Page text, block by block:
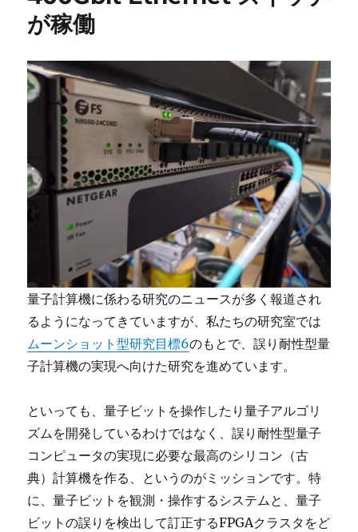
が稼働
量子計算機に係わる研究のニュースが多く報道され
るようになってきていますが、私たちの研究室では
ムーンショット型研究目標6のもとで、誤り耐性型量
子計算機の実現へ向けた研究を進めています。
といっても、量子ビットを操作したり量子アルゴリ
ズムを開発しているわけではなく、誤り耐性型量子
コンピュータの実現に必要な最高のシリコン（古
典）計算機を作る、というのがミッションです。特
に、量子ビットを観測・操作するシステムと、量子
ビットの誤りを検出して訂正するFPGAクラスタをど